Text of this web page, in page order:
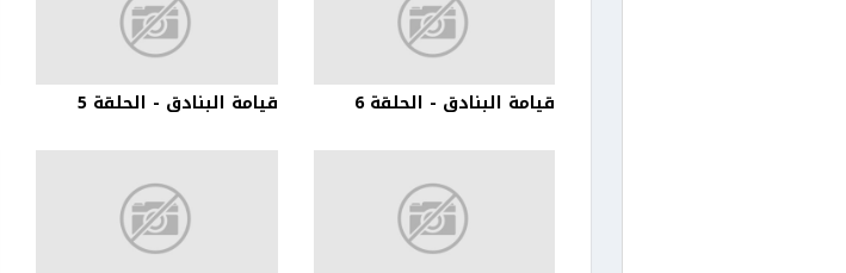
قيامة البنادق - الحلقة 6 قيامة البنادق - الحلقة 5